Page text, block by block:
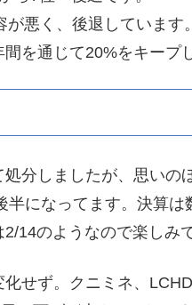
悪く、後退しています。
を通じて20%をキープ
分しましたが、思いの
半になってます。決算
14のようなので楽しみで
せず。クニミネ、